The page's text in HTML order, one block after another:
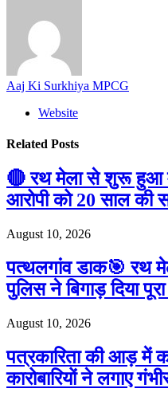
Aaj Ki Surkhiya MPCG
Website
Related Posts
🔴 रथ मेला से शुरू हुआ
आरोपी को 20 साल
August 10, 2026
पत्थलगांव डाक🎯 रथ
पुलिस ने बिगाड़
August 10, 2026
पत्रकारिता की आड़ में
कारोबारियों ने